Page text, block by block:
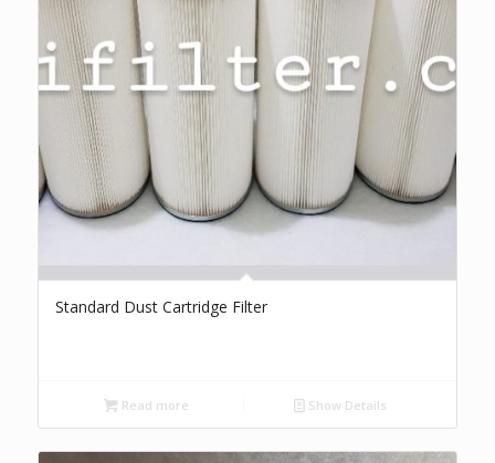
Standard Dust Cartridge Filter
Read more Show Details